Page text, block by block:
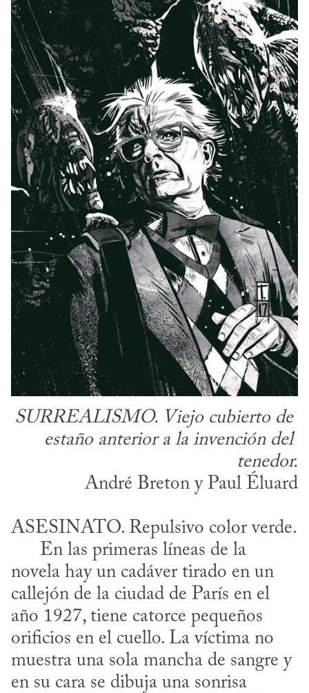
SURREALISMO. Viejo cubierto de
estaño anterior a la invención del
tenedor.
André Breton y Paul Éluard
ASESINATO. Repulsivo color verde.
novela hay un cadáver tirado en un
callejón de la ciudad de París en el
año 1927, tiene catorce pequeños
orificios en el cuello. La víctima no
muestra una sola mancha de sangre y
en su cara se dibuja una sonrisa